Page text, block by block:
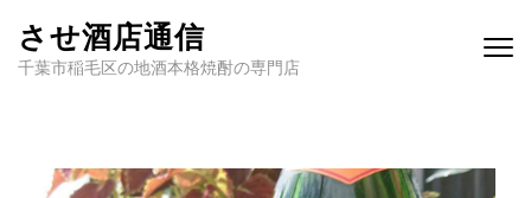
させ酒店通信
千葉市稲毛区の地酒本格焼酎の専門店